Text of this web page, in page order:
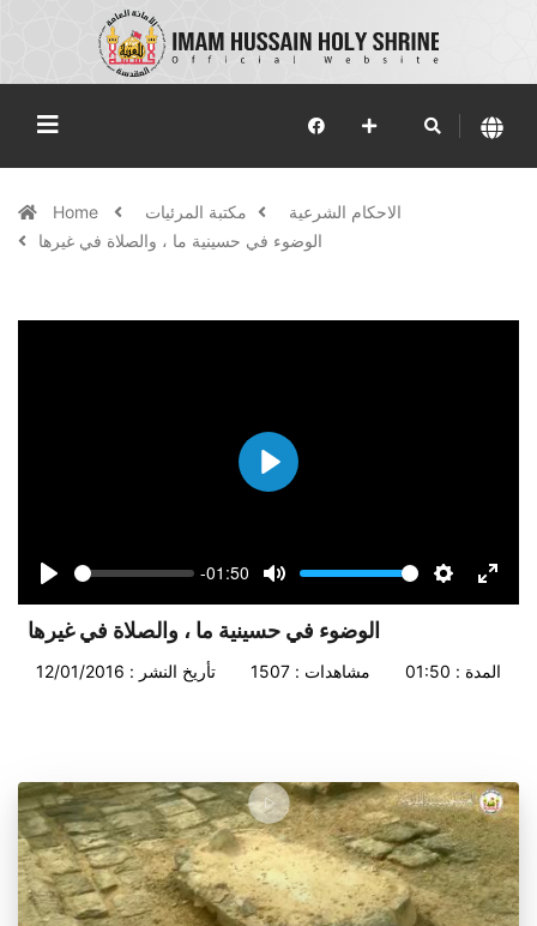
Home مكتبة المرئيات
الاحكام الشرعية
الوضوء في حسينية ما ، والصلاة في غيرها
Play
Seek
-01:50
Volume
الوضوء في حسينية ما ، والصلاة في غيرها
تأريخ النشر : 12/01/2016 مشاهدات : 1507 المدة : 01:50